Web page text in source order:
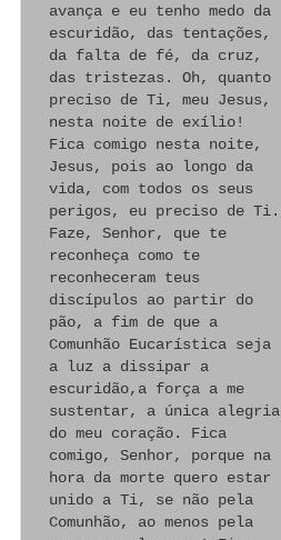
avança e eu tenho medo da
escuridão, das tentações,
da falta de fé, da cruz,
das tristezas. Oh, quanto
preciso de Ti, meu Jesus,
nesta noite de exílio!
Fica comigo nesta noite,
Jesus, pois ao longo da
vida, com todos os seus
perigos, eu preciso de Ti.
Faze, Senhor, que te
reconheça como te
reconheceram teus
discípulos ao partir do
pão, a fim de que a
Comunhão Eucarística seja
a luz a dissipar a
escuridão,a força a me
sustentar, a única alegria
do meu coração. Fica
comigo, Senhor, porque na
hora da morte quero estar
unido a Ti, se não pela
Comunhão, ao menos pela